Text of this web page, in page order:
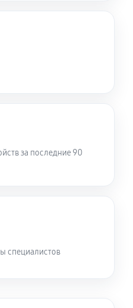
за последние 90
специалистов